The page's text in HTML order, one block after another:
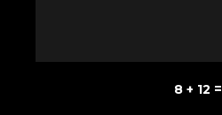
8 + 12 =